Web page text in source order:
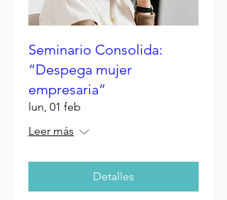
Seminario Consolida:
“Despega mujer
empresaria”
lun, 01 feb
Leer más
Detalles